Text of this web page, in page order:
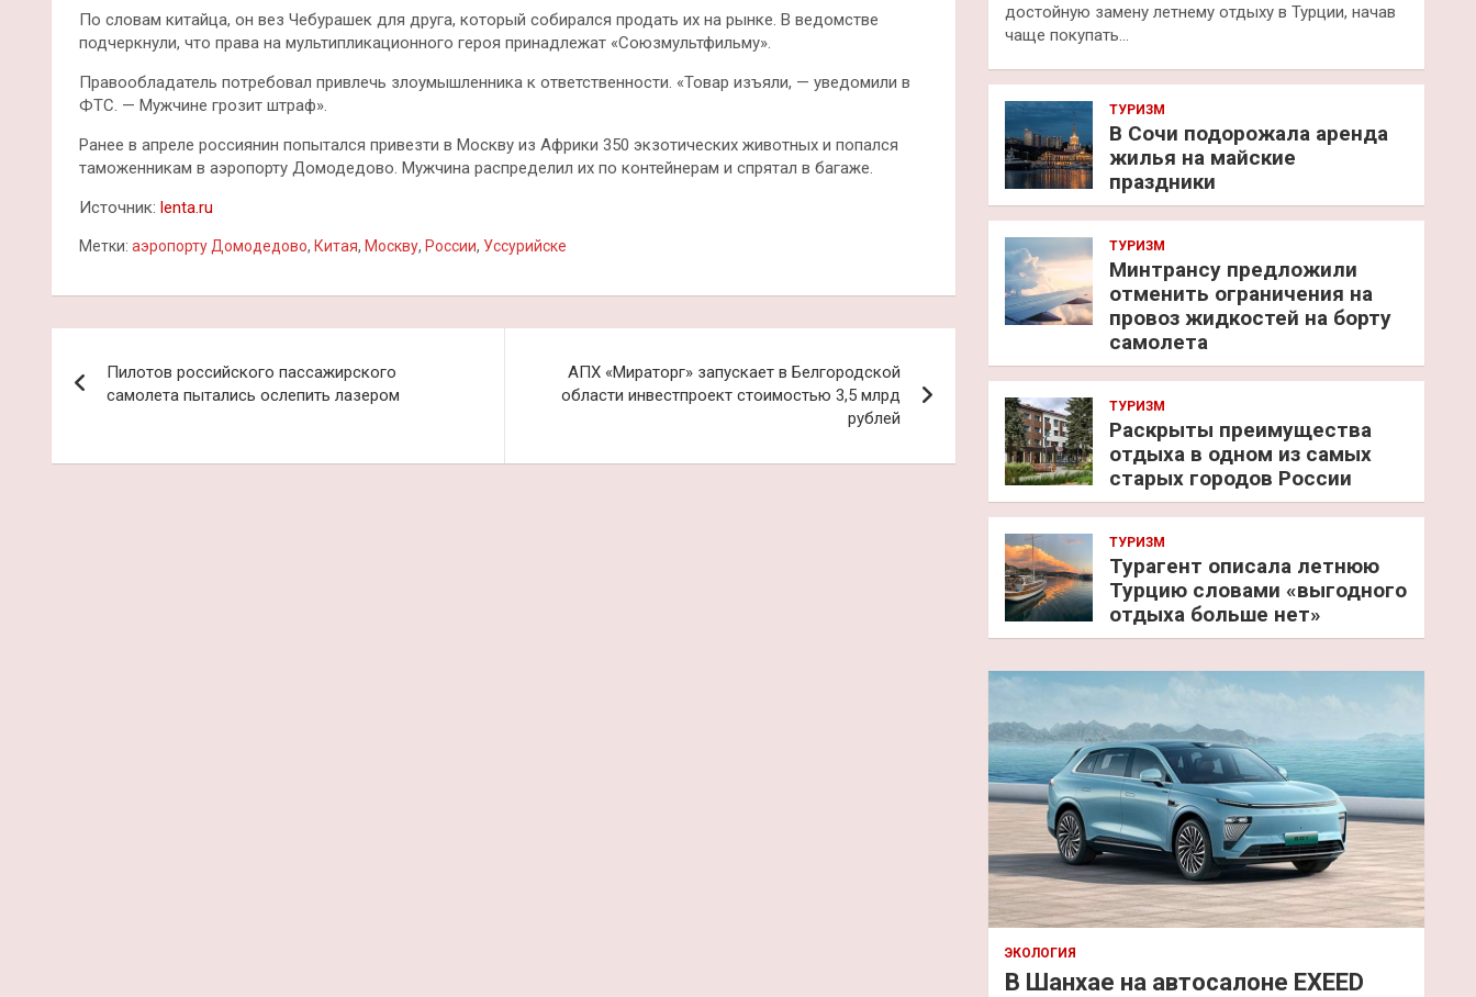
По словам китайца, он вез Чебурашек для друга, который собирался продать их на рынке. В ведомстве
подчеркнули, что права на мультипликационного героя принадлежат «Союзмультфильму».
Правообладатель потребовал привлечь злоумышленника к ответственности. «Товар изъяли, — уведомили в
ФТС. — Мужчине грозит штраф».
Ранее в апреле россиянин попытался привезти в Москву из Африки 350 экзотических животных и попался
таможенникам в аэропорту Домодедово. Мужчина распределил их по контейнерам и спрятал в багаже.
Источник: lenta.ru
Метки: аэропорту Домодедово, Китая, Москву, России, Уссурийске
по
Пилотов российского пассажирского
самолета пытались ослепить лазером
АПХ «Мираторг» запускает в Белгородской
области инвестпроект стоимостью 3,5 млрд
рублей
достойную замену летнему отдыху в Турции, начав
чаще покупать…
ТУРИЗМ
В Сочи подорожала аренда
жилья на майские
праздники
ТУРИЗМ
Минтрансу предложили
отменить ограничения на
провоз жидкостей на борту
самолета
ТУРИЗМ
Раскрыты преимущества
отдыха в одном из самых
старых городов России
ТУРИЗМ
Турагент описала летнюю
Турцию словами «выгодного
отдыха больше нет»
ЭКОЛОГИЯ
В Шанхае на автосалоне EXEED